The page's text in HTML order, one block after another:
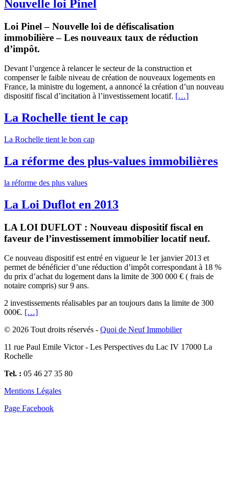
Nouvelle loi Pinel
Loi Pinel – Nouvelle loi de défiscalisation
immobilière – Les nouveaux taux de réduction
d’impôt.
Devant l’urgence à relancer le secteur de la construction et
compenser le faible niveau de création de nouveaux logements en
France, la ministre du logement, a annoncé la création d’un nouveau
dispositif fiscal d’incitation à l’investissement locatif. […]
La Rochelle tient le cap
La Rochelle tient le bon cap
La réforme des plus-values immobilières
la réforme des plus values
La Loi Duflot en 2013
LA LOI DUFLOT : Nouveau dispositif fiscal en
faveur de l’investissement immobilier locatif neuf.
Ce nouveau dispositif est entré en vigueur le 1er janvier 2013 et
permet de bénéficier d’une réduction d’impôt correspondant à 18 %
du prix d’achat du logement dans la limite de 300 000 € ( frais de
notaire compris) sur 9 ans.
2 investissements réalisables par an toujours dans la limite de 300
000€. […]
© 2026 Tout droits réservés - Quoi de Neuf Immobilier
11 rue Paul Emile Victor - Les Perspectives du Lac IV 17000 La
Rochelle
Tel. : 05 46 27 35 80
Mentions Légales
Page Facebook